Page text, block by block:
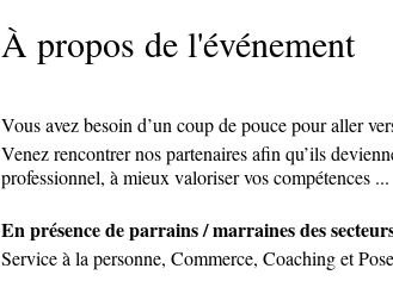
À propos de l'événement
Vous avez besoin d’un coup de pouce pour aller
Venez rencontrer nos partenaires afin qu’ils
professionnel, à mieux valoriser vos compétences ...
En présence de parrains / marraines des
Service à la personne, Commerce, Coaching et